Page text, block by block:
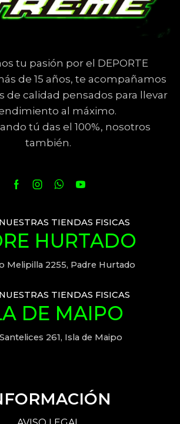
tu pasión por el DEPORTE
de 15 años, te acompañamos
de calidad pensados para llevar
al máximo.
tú das el 100%, nosotros
también.
TIENDAS FISICAS
HURTADO
Melipilla 2255, Padre Hurtado
TIENDAS FISICAS
DE MAIPO
261, Isla de Maipo